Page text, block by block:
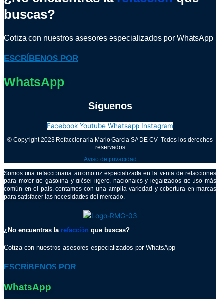
buscas?
Cotiza con nuestros asesores especializados por WhatsApp
ESCRÍBENOS POR
WhatsApp
Síguenos
Facebook Youtube Whatsapp Instagram
© Copyright 2023 Refaccionaria Mario Garcia SA DE CV- Todos los derechos
reservados
Aviso de privacidad
Somos una refaccionaria automotriz especializada en la venta de refacciones
para motor de gasolina y diésel ligero, nacionales y legalizados de uso más
común en el país, contamos con una amplia variedad y cobertura en marcas
para satisfacer las necesidades del mercado.
¿No encuentras la refacción que buscas?
Cotiza con nuestros asesores especializados por WhatsApp
ESCRÍBENOS POR
WhatsApp